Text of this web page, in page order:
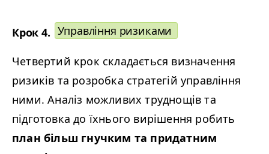
Крок 4. Управління ризиками
Четвертий крок складається визначення
ризиків та розробка стратегій управління
ними. Аналіз можливих труднощів та
підготовка до їхнього вирішення робить
план більш гнучким та придатним